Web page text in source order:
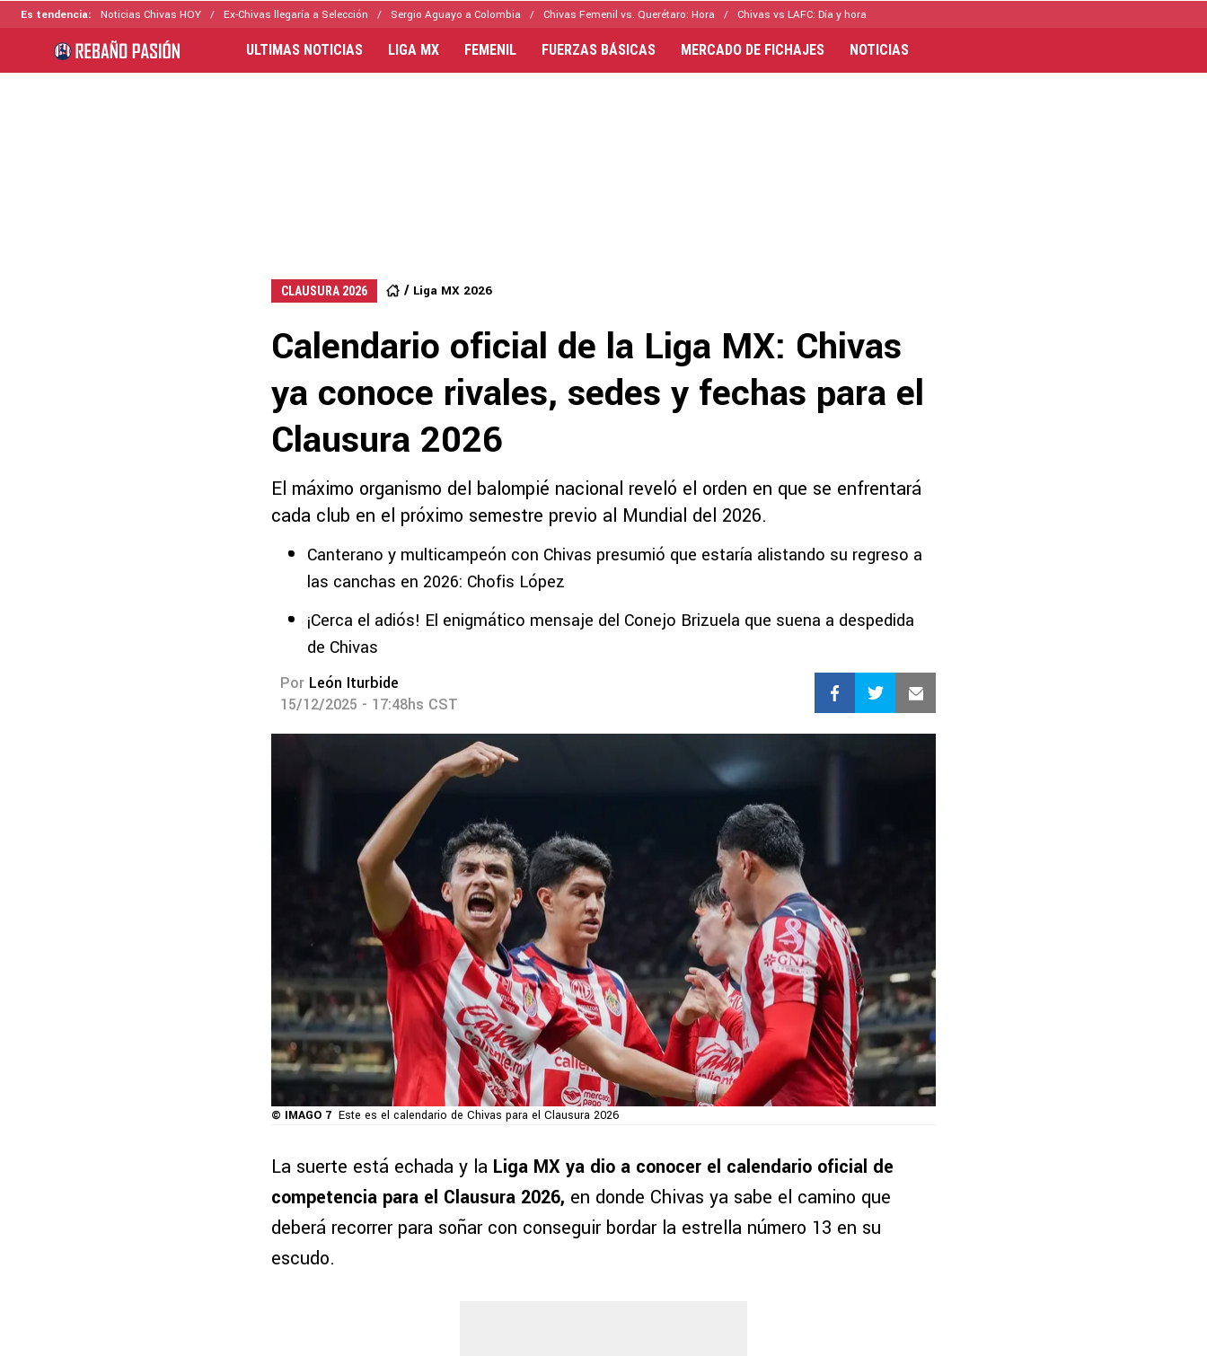
Es tendencia: Noticias Chivas HOY Ex-Chivas llegaría a Selección Sergio Aguayo a Colombia Chivas Femenil vs. Querétaro: Hora Chivas vs LAFC: Día y hora
ULTIMAS NOTICIAS LIGA MX FEMENIL FUERZAS BÁSICAS MERCADO DE FICHAJES NOTICIAS
CLAUSURA 2026 Liga MX 2026
Calendario oficial de la Liga MX: Chivas
ya conoce rivales, sedes y fechas para el
Clausura 2026
El máximo organismo del balompié nacional reveló el orden en que se enfrentará
cada club en el próximo semestre previo al Mundial del 2026.
Canterano y multicampeón con Chivas presumió que estaría alistando su regreso a
las canchas en 2026: Chofis López
¡Cerca el adiós! El enigmático mensaje del Conejo Brizuela que suena a despedida
de Chivas
Por León Iturbide
15/12/2025 - 17:48hs CST
© IMAGO 7 Este es el calendario de Chivas para el Clausura 2026
La suerte está echada y la Liga MX ya dio a conocer el calendario oficial de
competencia para el Clausura 2026, en donde Chivas ya sabe el camino que
deberá recorrer para soñar con conseguir bordar la estrella número 13 en su
escudo.